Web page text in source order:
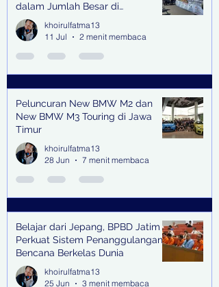
dalam Jumlah Besar di
Lingkungan Jampidsus Kejaksaan
Agung RI di Jakarta
khoirulfatma13
11 Jul
2 menit membaca
Peluncuran New BMW M2 dan
New BMW M3 Touring di Jawa
Timur
khoirulfatma13
28 Jun
7 menit membaca
Belajar dari Jepang, BPBD Jatim
Perkuat Sistem Penanggulangan
Bencana Berkelas Dunia
khoirulfatma13
25 Jun
3 menit membaca